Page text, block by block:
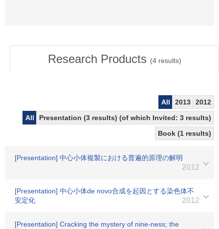
Research Products (4results)
All 2013
2012
All
Presentation (3 results) (of which Invited: 3 results)
Book (1 results)
[Presentation] 中心小体複製における普遍的原理の解明
2012
[Presentation] 中心小体de novo合成を起因とする染色体不
安定化
2012
[Presentation] Cracking the mystery of nine-ness; the